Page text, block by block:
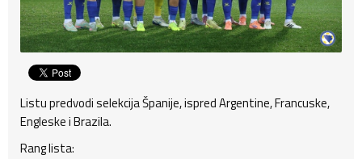
Listu predvodi selekcija Španije, ispred Argentine, Francuske,
Engleske i Brazila.
Rang lista: